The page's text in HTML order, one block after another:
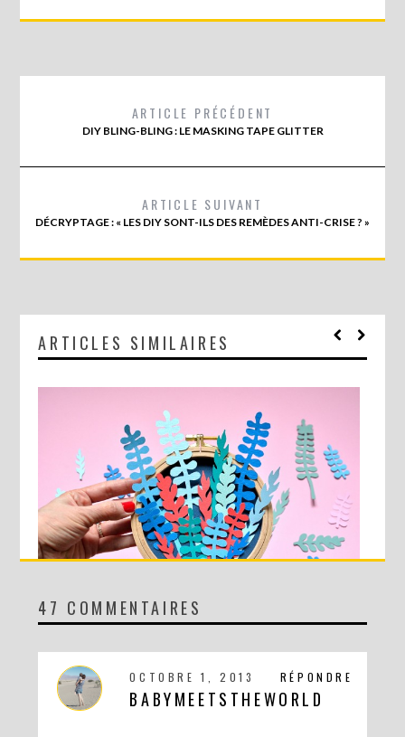
ARTICLE PRÉCÉDENT
DIY BLING-BLING : LE MASKING TAPE GLITTER
ARTICLE SUIVANT
DÉCRYPTAGE : « LES DIY SONT-ILS DES REMÈDES ANTI-CRISE ? »
ARTICLES SIMILAIRES
DIY MA FORÊT DE PAPIER
47 COMMENTAIRES
RÉPONDRE
OCTOBRE 1, 2013
BABYMEETSTHEWORLD